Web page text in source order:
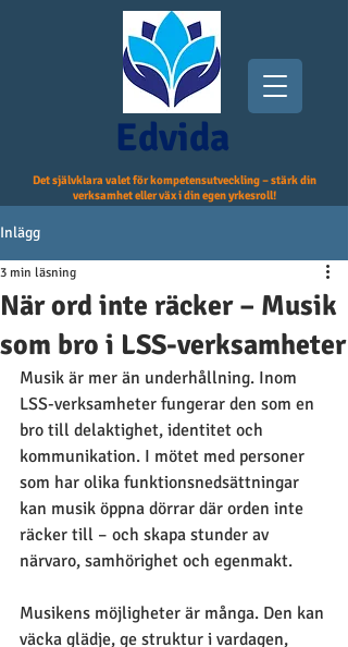
Edvida
Det självklara valet för kompetensutveckling – stärk din
verksamhet eller väx i din egen yrkesroll!
Inlägg
När ord inte räcker – Musik
som bro i LSS-verksamheter
3 min läsning
Musik är mer än underhållning. Inom
LSS-verksamheter fungerar den som en
bro till delaktighet, identitet och
kommunikation. I mötet med personer
som har olika funktionsnedsättningar
kan musik öppna dörrar där orden inte
räcker till – och skapa stunder av
närvaro, samhörighet och egenmakt.
Musikens möjligheter är många. Den kan
väcka glädje, ge struktur i vardagen,